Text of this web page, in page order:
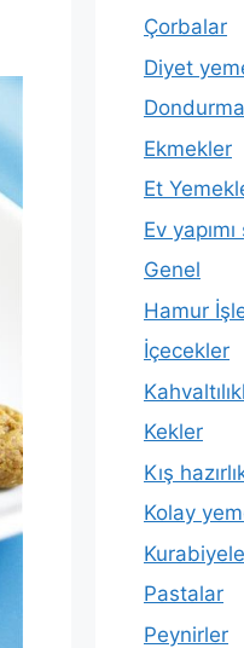
Çorbalar
Diyet
Ekmekler
Et
Ev
Genel
Hamur
İçecekler
Kekler
Kış
Kolay
Pastalar
Peynirler